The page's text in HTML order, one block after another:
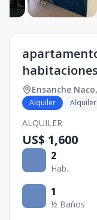
Ensanche Naco,
Alquiler
ALQUILER
US$ 1,600
2
Hab.
1
½ Baños